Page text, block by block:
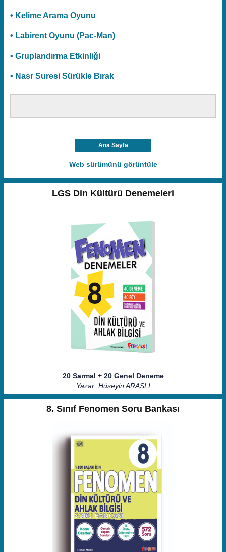
• Kelime Arama Oyunu
• Labirent Oyunu (Pac-Man)
• Gruplandırma Etkinliği
• Nasr Suresi Sürükle Bırak
Ana Sayfa
Web sürümünü görüntüle
LGS Din Kültürü Denemeleri
20 Sarmal + 20 Genel Deneme
Yazar: Hüseyin ARASLI
8. Sınıf Fenomen Soru Bankası